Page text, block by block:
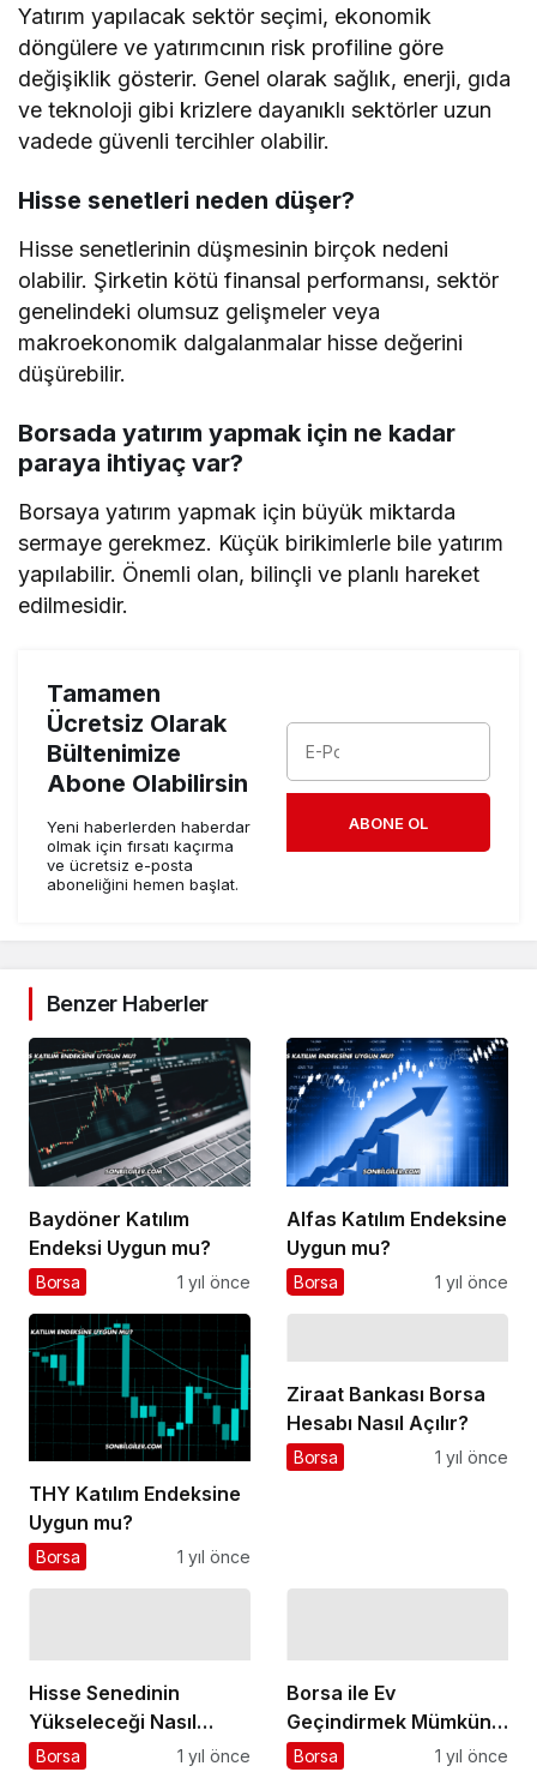
Yatırım yapılacak sektör seçimi, ekonomik
döngülere ve yatırımcının risk profiline göre
değişiklik gösterir. Genel olarak sağlık, enerji, gıda
ve teknoloji gibi krizlere dayanıklı sektörler uzun
vadede güvenli tercihler olabilir.
Hisse senetleri neden düşer?
Hisse senetlerinin düşmesinin birçok nedeni
olabilir. Şirketin kötü finansal performansı, sektör
genelindeki olumsuz gelişmeler veya
makroekonomik dalgalanmalar hisse değerini
düşürebilir.
Borsada yatırım yapmak için ne kadar
paraya ihtiyaç var?
Borsaya yatırım yapmak için büyük miktarda
sermaye gerekmez. Küçük birikimlerle bile yatırım
yapılabilir. Önemli olan, bilinçli ve planlı hareket
edilmesidir.
Tamamen
Ücretsiz Olarak
Bültenimize
Abone Olabilirsin
Yeni haberlerden haberdar
olmak için fırsatı kaçırma
ve ücretsiz e-posta
aboneliğini hemen başlat.
ABONE OL
Benzer Haberler
Baydöner Katılım
Endeksi Uygun mu?
Borsa 1 yıl önce
Alfas Katılım Endeksine
Uygun mu?
Borsa 1 yıl önce
THY Katılım Endeksine
Uygun mu?
Borsa 1 yıl önce
Ziraat Bankası Borsa
Hesabı Nasıl Açılır?
Borsa 1 yıl önce
Hisse Senedinin
Yükseleceği Nasıl
Anlaşılır?
Borsa 1 yıl önce
Borsa ile Ev
Geçindirmek Mümkün
mü?
Borsa 1 yıl önce